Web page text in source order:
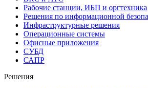
Рабочие станции, ИБП и оргтехника
Решения по информационной
Инфраструктурные решения
Операционные системы
Офисные приложения
СУБД
САПР
Решения